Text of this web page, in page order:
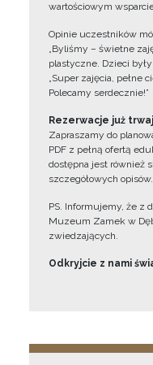
wartościowym
Opinie uczestników
„Byliśmy – świetne
plastyczne. Dzieci
„Super zajęcia, pełne
Polecamy serdecznie!”
Rezerwacje już
Zapraszamy do
PDF z pełną ofertą
dostępna jest również
szczegółowych opisów.
PS. Informujemy, że z
Muzeum Zamek w
zwiedzających.
Odkryjcie z nami